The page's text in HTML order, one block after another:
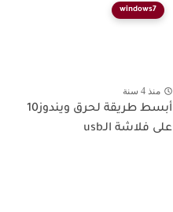
windows7
منذ 4 سنة
أبسط طريقة لحرق ويندوز10
على فلاشة الـusb